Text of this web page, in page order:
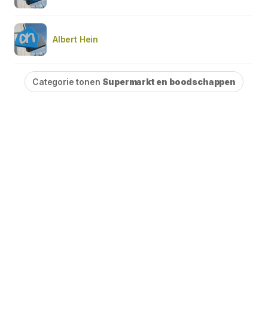
Albert Hein
Categorie tonen Supermarkt en boodschappen